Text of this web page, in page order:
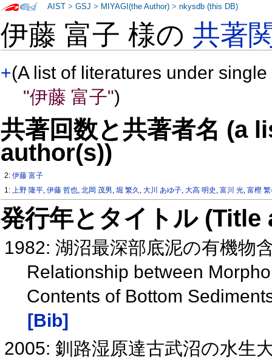
伊藤 富子 様の共著
+(A list of literatures under
"伊藤 富子")
共著回数と共著者名 (a
author(s))
2:伊藤 富子
1:上野 隆平,伊藤 哲也,北岡 茂男,堀 繁久 ,大川 あゆ子,大高 明史 ,富川 光,富樫
発行年とタイトル
1982: 湖沼最深部底泥の有機物
Relationship between
Contents of Bottom
[Bib]
2005: 釧路湿原達古武沼の水生
AIST >GSJ > MIYAGI(the Author) >nkysdb (this DB)